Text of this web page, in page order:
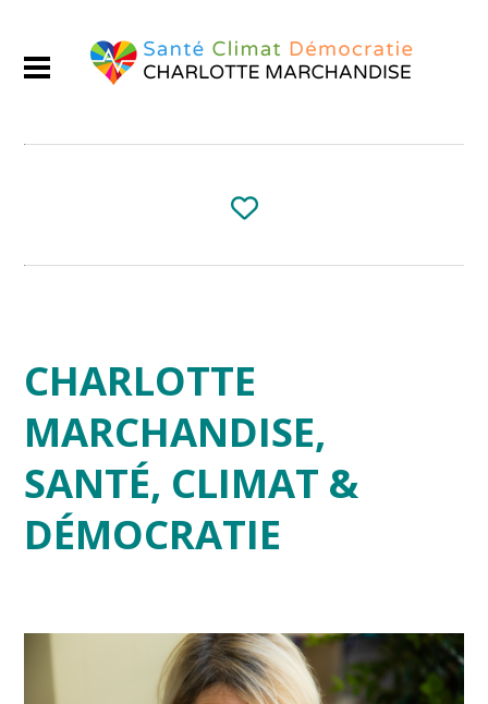
CHARLOTTE
MARCHANDISE,
SANTÉ, CLIMAT &
DÉMOCRATIE